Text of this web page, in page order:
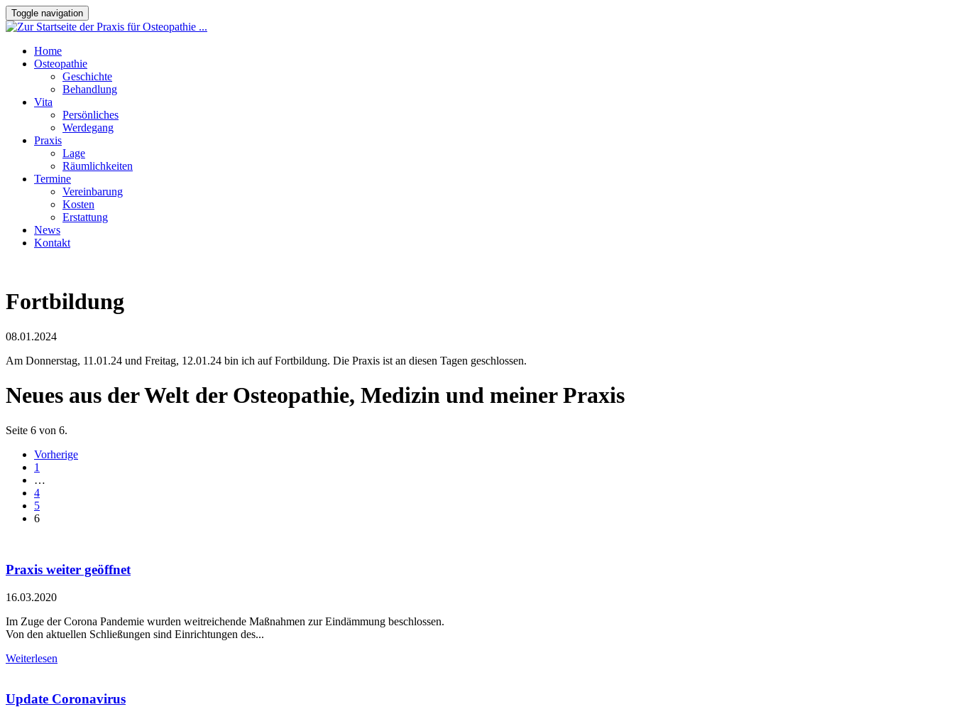
Toggle navigation
Home
Osteopathie
Geschichte
Behandlung
Vita
Persönliches
Werdegang
Praxis
Lage
Räumlichkeiten
Termine
Vereinbarung
Kosten
Erstattung
News
Kontakt
Fortbildung
08.01.2024
Am Donnerstag, 11.01.24 und Freitag, 12.01.24 bin ich auf Fortbildung. Die Praxis ist an diesen Tagen geschlossen.
Neues aus der Welt der Osteopathie, Medizin und meiner Praxis
Seite 6 von 6.
Vorherige
1
…
4
5
6
Praxis weiter geöffnet
16.03.2020
Im Zuge der Corona Pandemie wurden weitreichende Maßnahmen zur Eindämmung beschlossen.
Von den aktuellen Schließungen sind Einrichtungen des...
Weiterlesen
Update Coronavirus